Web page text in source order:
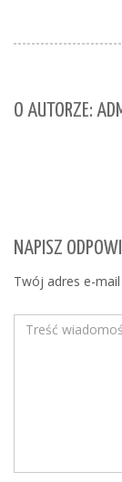
O AUTORZE:
NAPISZ
Twój adres e-